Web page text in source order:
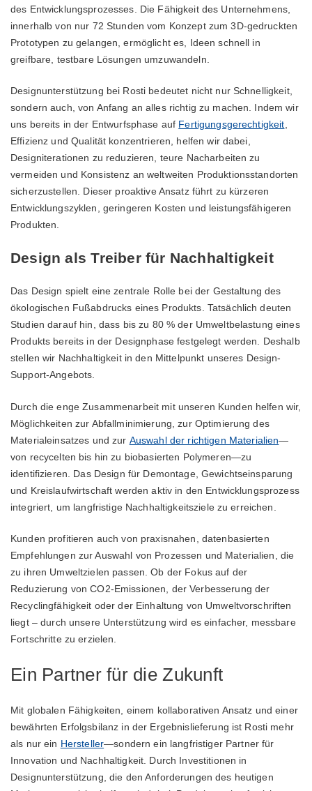
des Entwicklungsprozesses. Die Fähigkeit des Unternehmens,
innerhalb von nur 72 Stunden vom Konzept zum 3D-gedruckten
Prototypen zu gelangen, ermöglicht es, Ideen schnell in
greifbare, testbare Lösungen umzuwandeln.
Designunterstützung bei Rosti bedeutet nicht nur Schnelligkeit,
sondern auch, von Anfang an alles richtig zu machen. Indem wir
uns bereits in der Entwurfsphase auf Fertigungsgerechtigkeit
Effizienz und Qualität konzentrieren, helfen wir dabei,
Designiterationen zu reduzieren, teure Nacharbeiten zu
vermeiden und Konsistenz an weltweiten Produktionsstandorten
sicherzustellen. Dieser proaktive Ansatz führt zu kürzeren
Entwicklungszyklen, geringeren Kosten und leistungsfähigeren
Produkten.
Design als Treiber für Nachhaltigkeit
Das Design spielt eine zentrale Rolle bei der Gestaltung des
ökologischen Fußabdrucks eines Produkts. Tatsächlich deuten
Studien darauf hin, dass bis zu 80 % der Umweltbelastung eines
Produkts bereits in der Designphase festgelegt werden. Deshalb
stellen wir Nachhaltigkeit in den Mittelpunkt unseres Design-
Support-Angebots.
Durch die enge Zusammenarbeit mit unseren Kunden helfen wir,
Möglichkeiten zur Abfallminimierung, zur Optimierung des
Materialeinsatzes und zur Auswahl der richtigen Materialien—
von recycelten bis hin zu biobasierten Polymeren—zu
identifizieren. Das Design für Demontage, Gewichtseinsparung
und Kreislaufwirtschaft werden aktiv in den Entwicklungsprozess
integriert, um langfristige Nachhaltigkeitsziele zu erreichen.
Kunden profitieren auch von praxisnahen, datenbasierten
Empfehlungen zur Auswahl von Prozessen und Materialien, die
zu ihren Umweltzielen passen. Ob der Fokus auf der
Reduzierung von CO2-Emissionen, der Verbesserung der
Recyclingfähigkeit oder der Einhaltung von Umweltvorschriften
liegt – durch unsere Unterstützung wird es einfacher, messbare
Fortschritte zu erzielen.
Ein Partner für die Zukunft
Mit globalen Fähigkeiten, einem kollaborativen Ansatz und einer
bewährten Erfolgsbilanz in der Ergebnislieferung ist Rosti mehr
als nur ein Hersteller—sondern ein langfristiger Partner für
Innovation und Nachhaltigkeit. Durch Investitionen in
Designunterstützung, die den Anforderungen des heutigen